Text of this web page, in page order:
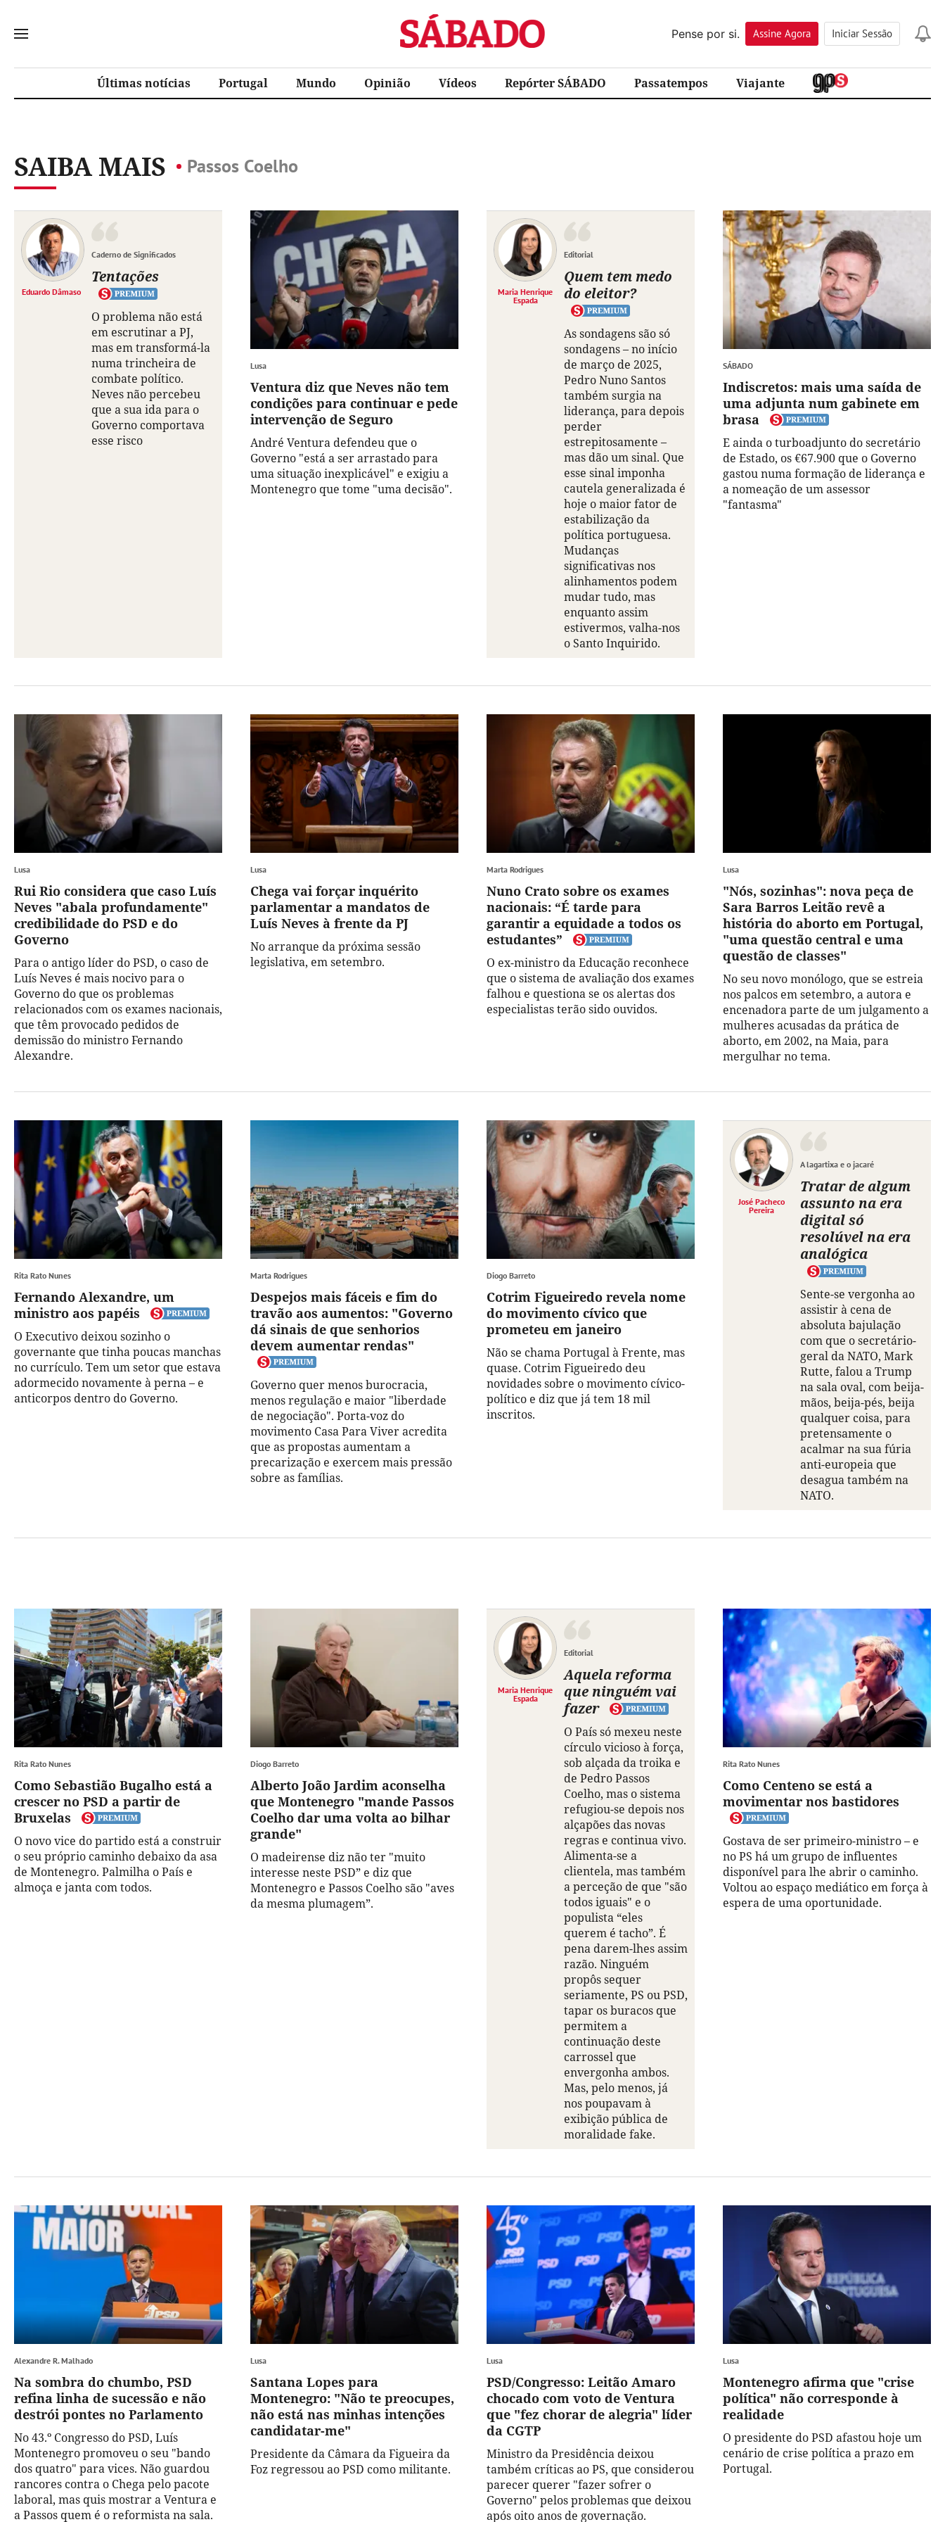
Sábado
Pense por si.
Assine Agora Iniciar Sessão
Últimas notícias Portugal Mundo Opinião Vídeos Repórter SÁBADO Passatempos Viajante
SAIBA MAIS Passos Coelho
Eduardo Dâmaso
Caderno de Significados
Tentações
O problema não está
em escrutinar a PJ,
mas em transformá-la
numa trincheira de
combate político.
Neves não percebeu
que a sua ida para o
Governo comportava
esse risco
Lusa
Ventura diz que Neves não tem
condições para continuar e pede
intervenção de Seguro
André Ventura defendeu que o
Governo "está a ser arrastado para
uma situação inexplicável" e exigiu a
Montenegro que tome "uma decisão".
Maria Henrique
Espada
Editorial
Quem tem medo
do eleitor?
As sondagens são só
sondagens – no início
de março de 2025,
Pedro Nuno Santos
também surgia na
liderança, para depois
perder
estrepitosamente –
mas dão um sinal. Que
esse sinal imponha
cautela generalizada é
hoje o maior fator de
estabilização da
política portuguesa.
Mudanças
significativas nos
alinhamentos podem
mudar tudo, mas
enquanto assim
estivermos, valha-nos
o Santo Inquirido.
SÁBADO
Indiscretos: mais uma saída de
uma adjunta num gabinete em
brasa
E ainda o turboadjunto do secretário
de Estado, os €67.900 que o Governo
gastou numa formação de liderança e
a nomeação de um assessor
"fantasma"
Lusa
Rui Rio considera que caso Luís
Neves "abala profundamente"
credibilidade do PSD e do
Governo
Para o antigo líder do PSD, o caso de
Luís Neves é mais nocivo para o
Governo do que os problemas
relacionados com os exames nacionais,
que têm provocado pedidos de
demissão do ministro Fernando
Alexandre.
Lusa
Chega vai forçar inquérito
parlamentar a mandatos de
Luís Neves à frente da PJ
No arranque da próxima sessão
legislativa, em setembro.
Marta Rodrigues
Nuno Crato sobre os exames
nacionais: “É tarde para
garantir a equidade a todos os
estudantes”
O ex-ministro da Educação reconhece
que o sistema de avaliação dos exames
falhou e questiona se os alertas dos
especialistas terão sido ouvidos.
Lusa
"Nós, sozinhas": nova peça de
Sara Barros Leitão revê a
história do aborto em Portugal,
"uma questão central e uma
questão de classes"
No seu novo monólogo, que se estreia
nos palcos em setembro, a autora e
encenadora parte de um julgamento a
mulheres acusadas da prática de
aborto, em 2002, na Maia, para
mergulhar no tema.
Rita Rato Nunes
Fernando Alexandre, um
ministro aos papéis
O Executivo deixou sozinho o
governante que tinha poucas manchas
no currículo. Tem um setor que estava
adormecido novamente à perna – e
anticorpos dentro do Governo.
Marta Rodrigues
Despejos mais fáceis e fim do
travão aos aumentos: "Governo
dá sinais de que senhorios
devem aumentar rendas"
Governo quer menos burocracia,
menos regulação e maior "liberdade
de negociação". Porta-voz do
movimento Casa Para Viver acredita
que as propostas aumentam a
precarização e exercem mais pressão
sobre as famílias.
Diogo Barreto
Cotrim Figueiredo revela nome
do movimento cívico que
prometeu em janeiro
Não se chama Portugal à Frente, mas
quase. Cotrim Figueiredo deu
novidades sobre o movimento cívico-
político e diz que já tem 18 mil
inscritos.
José Pacheco
Pereira
A lagartixa e o jacaré
Tratar de algum
assunto na era
digital só
resolúvel na era
analógica
Sente-se vergonha ao
assistir à cena de
absoluta bajulação
com que o secretário-
geral da NATO, Mark
Rutte, falou a Trump
na sala oval, com beija-
mãos, beija-pés, beija
qualquer coisa, para
pretensamente o
acalmar na sua fúria
anti-europeia que
desagua também na
NATO.
Rita Rato Nunes
Como Sebastião Bugalho está a
crescer no PSD a partir de
Bruxelas
O novo vice do partido está a construir
o seu próprio caminho debaixo da asa
de Montenegro. Palmilha o País e
almoça e janta com todos.
Diogo Barreto
Alberto João Jardim aconselha
que Montenegro "mande Passos
Coelho dar uma volta ao bilhar
grande"
O madeirense diz não ter "muito
interesse neste PSD” e diz que
Montenegro e Passos Coelho são "aves
da mesma plumagem”.
Maria Henrique
Espada
Editorial
Aquela reforma
que ninguém vai
fazer
O País só mexeu neste
círculo vicioso à força,
sob alçada da troika e
de Pedro Passos
Coelho, mas o sistema
refugiou-se depois nos
alçapões das novas
regras e continua vivo.
Alimenta-se a
clientela, mas também
a perceção de que "são
todos iguais" e o
populista “eles
querem é tacho”. É
pena darem-lhes assim
razão. Ninguém
propôs sequer
seriamente, PS ou PSD,
tapar os buracos que
permitem a
continuação deste
carrossel que
envergonha ambos.
Mas, pelo menos, já
nos poupavam à
exibição pública de
moralidade fake.
Rita Rato Nunes
Como Centeno se está a
movimentar nos bastidores
Gostava de ser primeiro-ministro – e
no PS há um grupo de influentes
disponível para lhe abrir o caminho.
Voltou ao espaço mediático em força à
espera de uma oportunidade.
Alexandre R. Malhado
Na sombra do chumbo, PSD
refina linha de sucessão e não
destrói pontes no Parlamento
No 43.º Congresso do PSD, Luís
Montenegro promoveu o seu "bando
dos quatro" para vices. Não guardou
rancores contra o Chega pelo pacote
laboral, mas quis mostrar a Ventura e
a Passos quem é o reformista na sala.
Lusa
Santana Lopes para
Montenegro: "Não te preocupes,
não está nas minhas intenções
candidatar-me"
Presidente da Câmara da Figueira da
Foz regressou ao PSD como militante.
Lusa
PSD/Congresso: Leitão Amaro
chocado com voto de Ventura
que "fez chorar de alegria" líder
da CGTP
Ministro da Presidência deixou
também críticas ao PS, que considerou
parecer querer "fazer sofrer o
Governo" pelos problemas que deixou
após oito anos de governação.
Lusa
Montenegro afirma que "crise
política" não corresponde à
realidade
O presidente do PSD afastou hoje um
cenário de crise política a prazo em
Portugal.